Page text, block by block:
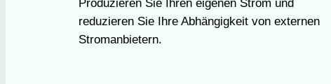
Produzieren Sie Ihren eigenen Strom und
reduzieren Sie Ihre Abhängigkeit von externen
Stromanbietern.